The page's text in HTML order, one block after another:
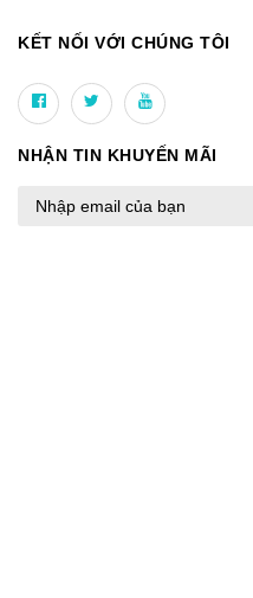
KẾT NỐI VỚI CHÚNG TÔI
NHẬN TIN KHUYẾN MÃI